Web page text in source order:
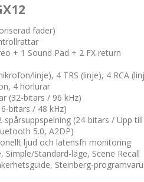
fader)
+ 1 Sound Pad + 2 FX return
linje), 4 TRS (linje), 4 RCA
4 hörlurar
(32-bitars / 96 kHz)
bitars / 48 kHz)
(24-bitars / Upp
5.0, A2DP)
ljud och latensfri monitoring
Standard-läge, Scene Recall
Steinberg-